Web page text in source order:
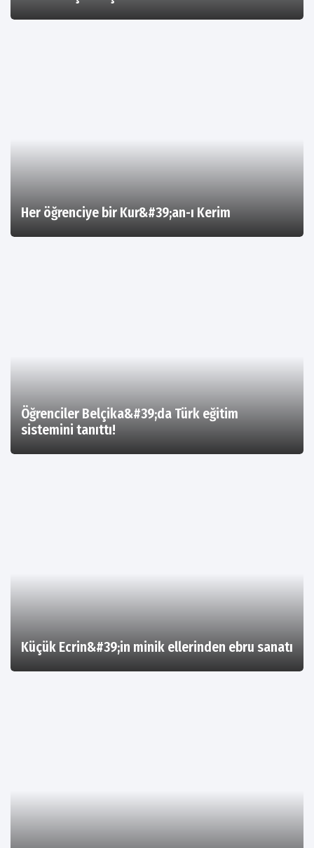
Her öğrenciye bir Kur&#39;an-ı Kerim
Öğrenciler Belçika&#39;da Türk eğitim
sistemini tanıttı!
Küçük Ecrin&#39;in minik ellerinden ebru sanatı